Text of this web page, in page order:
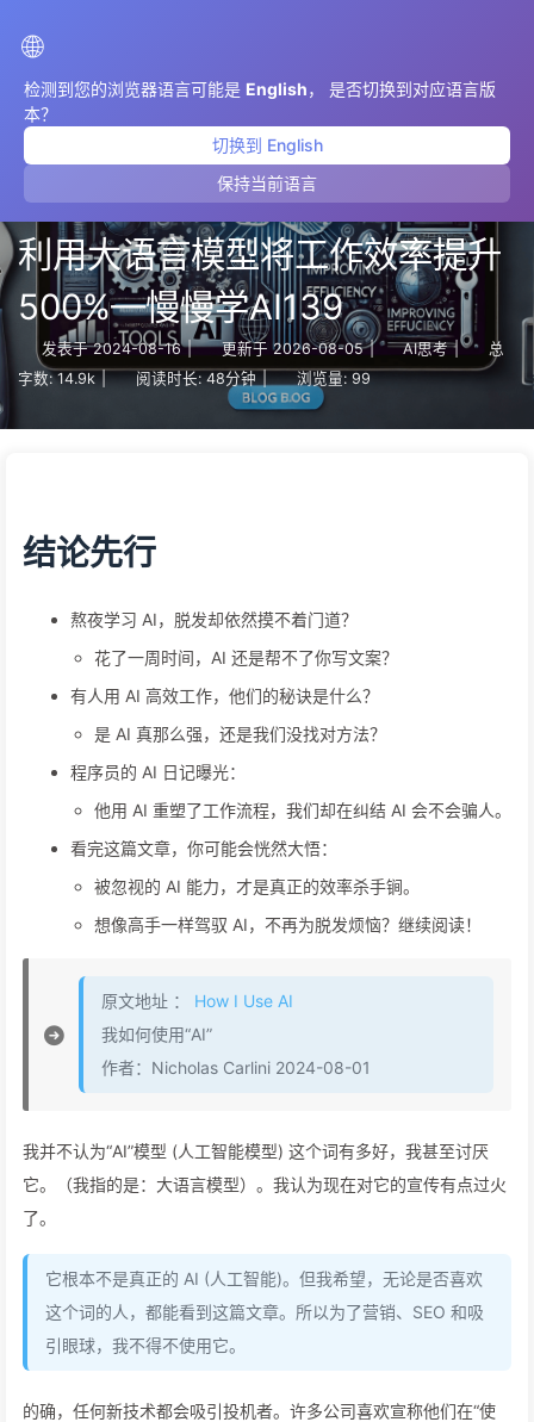
🌐
检测到您的浏览器语言可能是 English， 是否切换到对应语言版
本？
切换到 English
保持当前语言
【翻译】AI赋能工作流：我如何
利用大语言模型将工作效率提升
500%—慢慢学AI139
发表于 2024-08-16 | 更新于 2026-08-05 | AI思考 |
总
字数: 14.9k | 阅读时长: 48分钟 | 浏览量: 99
结论先行
熬夜学习 AI，脱发却依然摸不着门道？
花了一周时间，AI 还是帮不了你写文案？
有人用 AI 高效工作，他们的秘诀是什么？
是 AI 真那么强，还是我们没找对方法？
程序员的 AI 日记曝光：
他用 AI 重塑了工作流程，我们却在纠结 AI 会不会骗人。
看完这篇文章，你可能会恍然大悟：
被忽视的 AI 能力，才是真正的效率杀手锏。
想像高手一样驾驭 AI，不再为脱发烦恼？继续阅读！
原文地址 ： How I Use AI
我如何使用“AI”
作者：Nicholas Carlini 2024-08-01
我并不认为“AI”模型 (人工智能模型) 这个词有多好，我甚至讨厌
它。（我指的是：大语言模型）。我认为现在对它的宣传有点过火
了。
它根本不是真正的 AI (人工智能)。但我希望，无论是否喜欢
这个词的人，都能看到这篇文章。所以为了营销、SEO 和吸
引眼球，我不得不使用它。
的确，任何新技术都会吸引投机者。许多公司喜欢宣称他们在“使